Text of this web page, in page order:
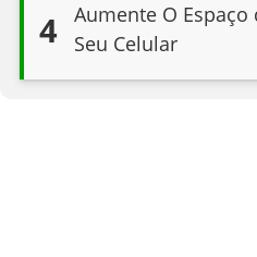
4
Aumente O
Seu Celular